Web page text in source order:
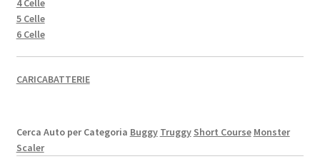
4 Celle
5 Celle
6 Celle
CARICABATTERIE
Cerca Auto per Categoria Buggy Truggy Short Course Monster
Scaler